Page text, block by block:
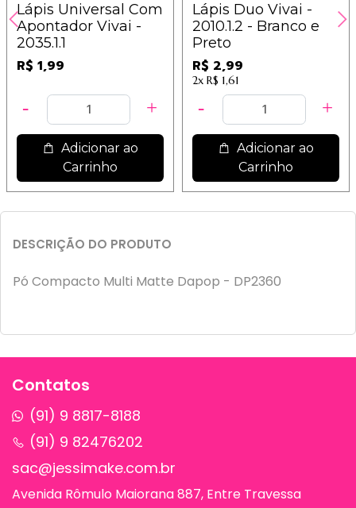
Lápis Universal Com
Apontador Vivai -
2035.1.1
R$ 1,99
Adicionar ao
Carrinho
Lápis Duo Vivai -
2010.1.2 - Branco e
Preto
R$ 2,99
2x R$ 1,61
Adicionar ao
Carrinho
DESCRIÇÃO DO PRODUTO
Pó Compacto Multi Matte Dapop - DP2360
Contatos
(91) 9 8817-8188
(91) 9 82476202
sac@jessimake.com.br
Avenida Rômulo Maiorana 887, Entre Travessa